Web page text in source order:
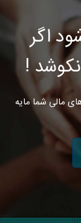
اگر
!
مالی شما مایه